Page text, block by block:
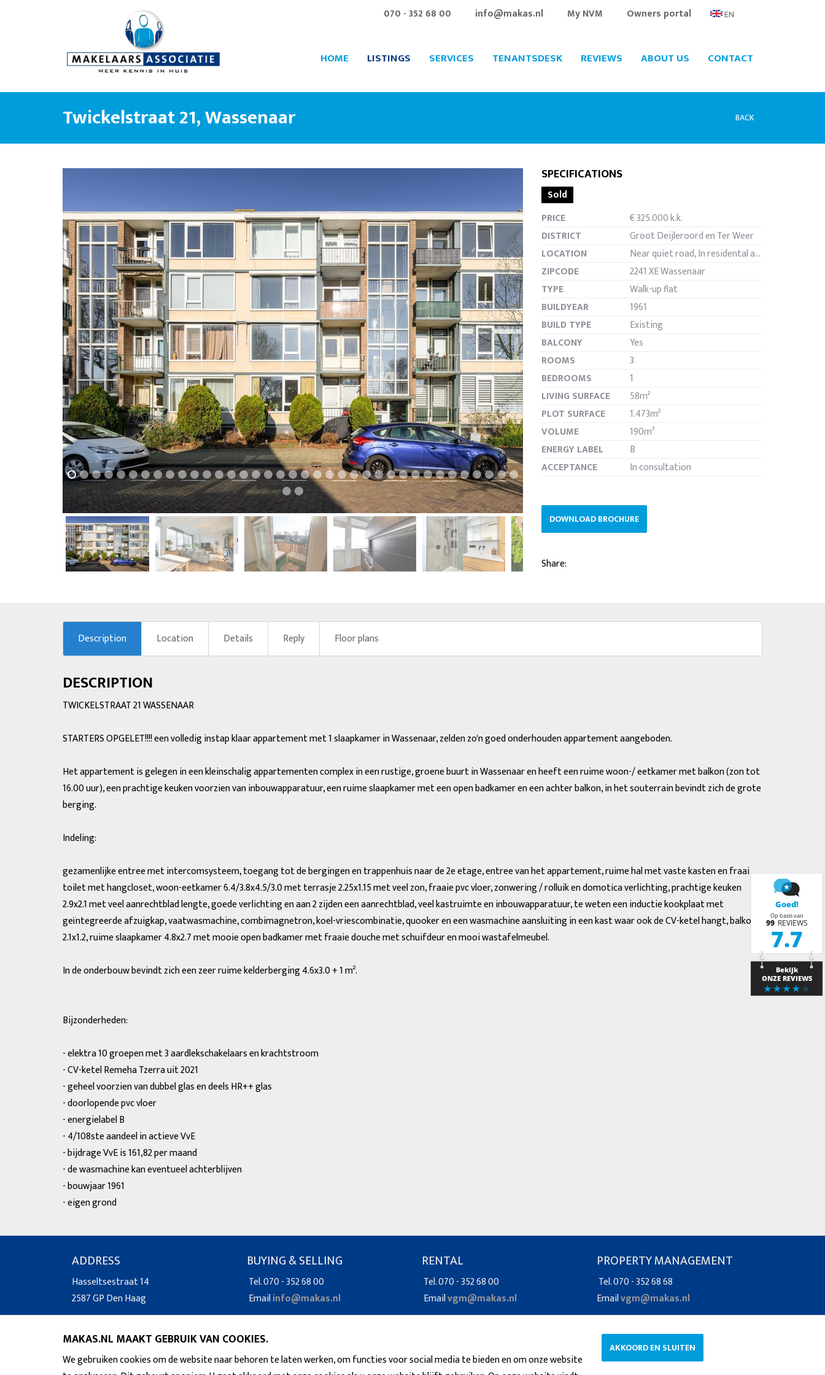
MAKAS.NL MAAKT GEBRUIK VAN COOKIES.
We gebruiken cookies om de website naar behoren te laten werken, om functies voor social media te bieden en om onze website
AKKOORD EN SLUITEN
070 - 352 68 00 info@makas.nl My NVM Owners portal EN
HOME LISTINGS SERVICES TENANTSDESK REVIEWS ABOUT US CONTACT
Twickelstraat 21, Wassenaar BACK
previous next
Fullscreen
previous next
SPECIFICATIONS
Sold
PRICE
€ 325.000 k.k.
DISTRICT
Groot Deijleroord en Ter Weer
LOCATION
Near quiet road, In residental area
ZIPCODE
2241 XE Wassenaar
TYPE
Walk-up flat
BUILDYEAR
1961
BUILD TYPE
Existing
BALCONY
Yes
ROOMS
3
BEDROOMS
1
LIVING SURFACE
58m²
PLOT SURFACE
1.473m²
VOLUME
190m³
ENERGY LABEL
B
ACCEPTANCE
In consultation
DOWNLOAD BROCHURE
Share:
Description Location Details Reply Floor plans
DESCRIPTION
TWICKELSTRAAT 21 WASSENAAR
STARTERS OPGELET!!!! een volledig instap klaar appartement met 1 slaapkamer in Wassenaar, zelden zo'n goed onderhouden appartement aangeboden.
Het appartement is gelegen in een kleinschalig appartementen complex in een rustige, groene buurt in Wassenaar en heeft een ruime woon-/ eetkamer met balkon (zon tot
16.00 uur), een prachtige keuken voorzien van inbouwapparatuur, een ruime slaapkamer met een open badkamer en een achter balkon, in het souterrain bevindt zich de grote
berging.
Indeling:
gezamenlijke entree met intercomsysteem, toegang tot de bergingen en trappenhuis naar de 2e etage, entree van het appartement, ruime hal met vaste kasten en fraai
toilet met hangcloset, woon-eetkamer 6.4/3.8x4.5/3.0 met terrasje 2.25x1.15 met veel zon, fraaie pvc vloer, zonwering / rolluik en domotica verlichting, prachtige keuken
2.9x2.1 met veel aanrechtblad lengte, goede verlichting en aan 2 zijden een aanrechtblad, veel kastruimte en inbouwapparatuur, te weten een inductie kookplaat met
geïntegreerde afzuigkap, vaatwasmachine, combimagnetron, koel-vriescombinatie, quooker en een wasmachine aansluiting in een kast waar ook de CV-ketel hangt, balkon
2.1x1.2, ruime slaapkamer 4.8x2.7 met mooie open badkamer met fraaie douche met schuifdeur en mooi wastafelmeubel.
In de onderbouw bevindt zich een zeer ruime kelderberging 4.6x3.0 + 1 m².
Bijzonderheden:
- elektra 10 groepen met 3 aardlekschakelaars en krachtstroom
- CV-ketel Remeha Tzerra uit 2021
- geheel voorzien van dubbel glas en deels HR++ glas
- doorlopende pvc vloer
- energielabel B
- 4/108ste aandeel in actieve VvE
- bijdrage VvE is 161,82 per maand
- de wasmachine kan eventueel achterblijven
- bouwjaar 1961
- eigen grond
ADDRESS
Hasseltsestraat 14
2587 GP Den Haag
BUYING & SELLING
Tel. 070 - 352 68 00
Emailinfo@makas.nl
RENTAL
Tel. 070 - 352 68 00
Emailvgm@makas.nl
PROPERTY MANAGEMENT
Tel. 070 - 352 68 68
Emailvgm@makas.nl